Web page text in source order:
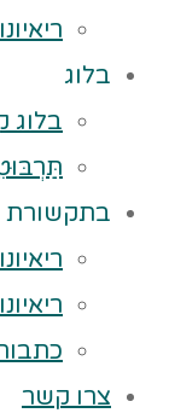
בלוג
בלוג
בתקשורת
צרו קשר